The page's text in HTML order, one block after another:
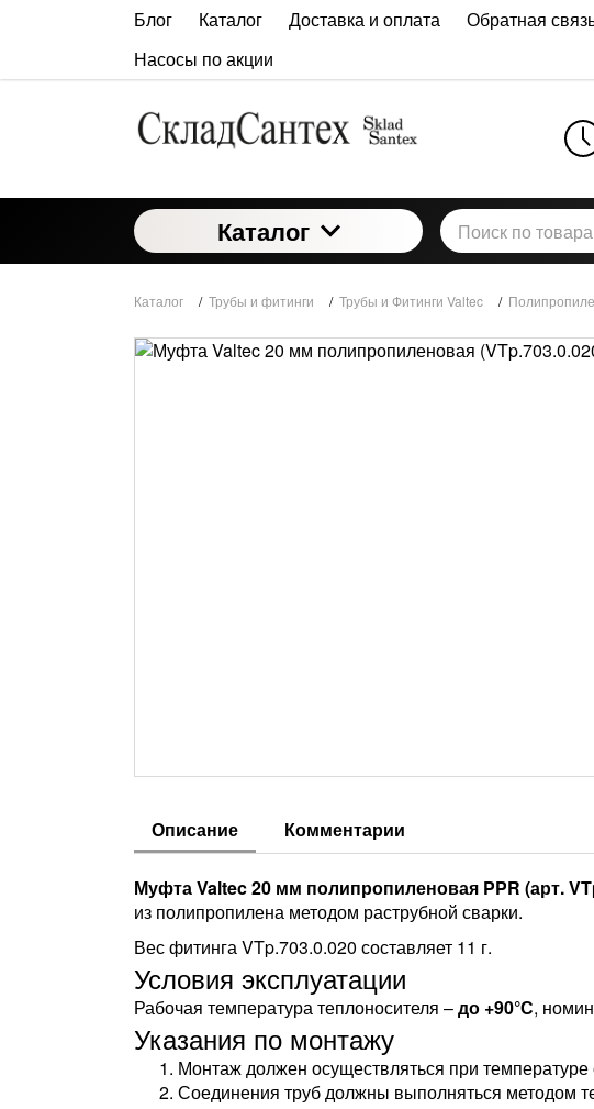
Блог Каталог Доставка и оплата Обратная
Насосы по акции
Каталог
Каталог / Трубы и фитинги / Трубы и Фитинги Valtec /
Описание Комментарии
Муфта Valtec 20 мм полипропиленовая PPR (арт.
из полипропилена методом раструбной сварки.
Вес фитинга VTp.703.0.020 составляет 11 г.
Условия эксплуатации
Рабочая температура теплоносителя –до +90°С,
Указания по монтажу
Монтаж должен осуществляться при
Соединения труб должны выполняться методом